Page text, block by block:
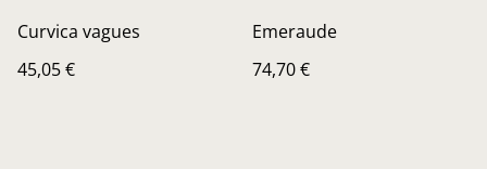
Curvica vagues
45,05 €
Emeraude
74,70 €